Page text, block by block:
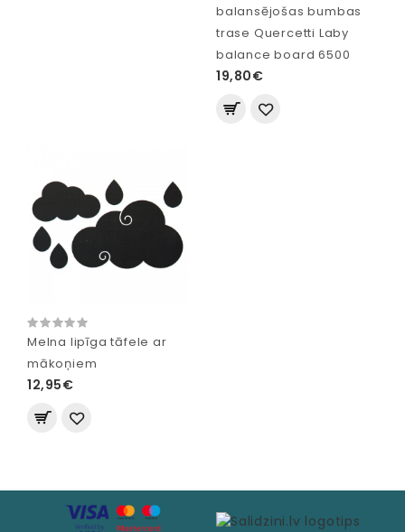
balansējošas bumbas
trase Quercetti Laby
balance board 6500
19,80€
Melna lipīga tāfele ar
mākoņiem
12,95€